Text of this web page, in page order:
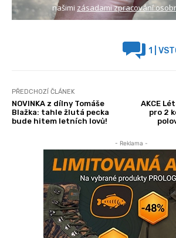
našimi zásadami zpracování
1 |
PŘEDCHOZÍ ČLÁNEK
NOVINKA z dílny Tomáše
Blažka: tahle žlutá pecka
bude hitem letních lovů!
AKCE
pro 2
- Reklama -